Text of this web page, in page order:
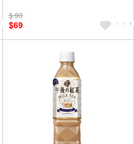
$ 90
$69